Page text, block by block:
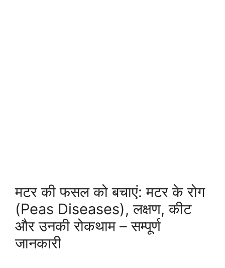
मटर की फसल को बचाएं: मटर के रोग
(Peas Diseases), लक्षण, कीट
और उनकी रोकथाम – सम्पूर्ण
जानकारी